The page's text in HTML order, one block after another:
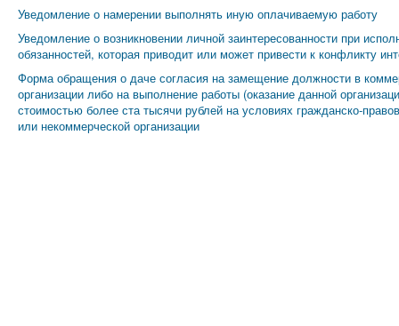
Уведомление о намерении выполнять иную оплачиваемую работу
Уведомление о возникновении личной заинтересованности при
обязанностей, которая приводит или может привести к конфликту
Форма обращения о даче согласия на замещение должности в
организации либо на выполнение работы (оказание данной
стоимостью более ста тысячи рублей на условиях гражданско-
или некоммерческой организации